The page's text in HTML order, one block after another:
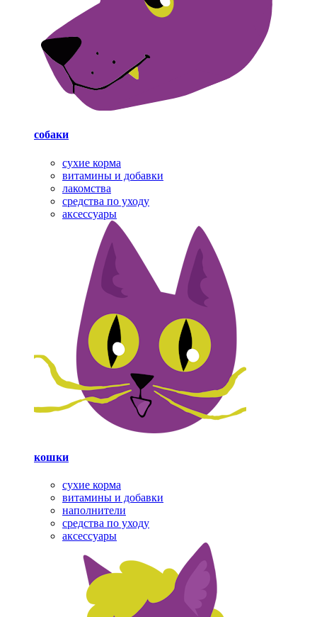
собаки
cухие корма
витамины и добавки
лакомства
средства по уходу
аксессуары
кошки
сухие корма
витамины и добавки
наполнители
средства по уходу
аксессуары